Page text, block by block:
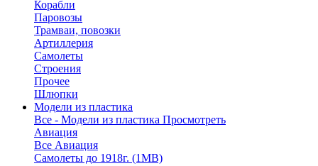
Корабли
Паровозы
Трамваи, повозки
Артиллерия
Самолеты
Строения
Прочее
Шлюпки
Модели из пластика
Все - Модели из пластика Просмотреть
Авиация
Все Авиация
Самолеты до 1918г. (1МВ)